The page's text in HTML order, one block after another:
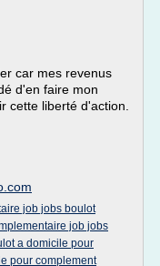
car mes revenus
d'en faire mon
cette liberté d'action.
job jobs boulot
job jobs
a domicile pour
pour complement